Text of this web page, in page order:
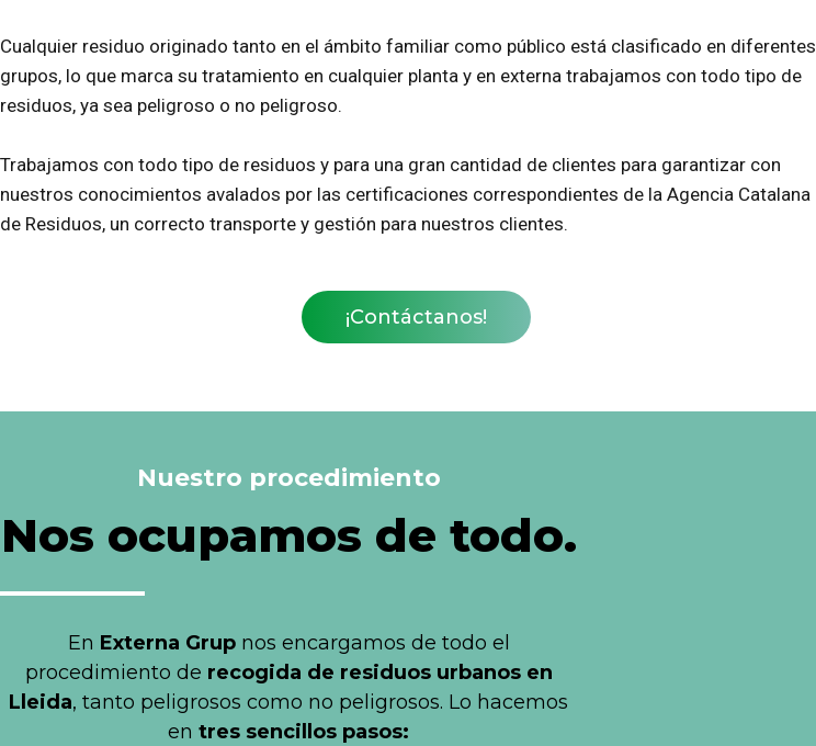
Cualquier residuo originado tanto en el ámbito familiar como público está clasificado en diferentes
grupos, lo que marca su tratamiento en cualquier planta y en externa trabajamos con todo tipo de
residuos, ya sea peligroso o no peligroso.
Trabajamos con todo tipo de residuos y para una gran cantidad de clientes para garantizar con
nuestros conocimientos avalados por las certificaciones correspondientes de la Agencia Catalana
de Residuos, un correcto transporte y gestión para nuestros clientes.
¡Contáctanos!
Nuestro procedimiento
Nos ocupamos de todo.
En Externa Grupnos encargamos de todo el
procedimiento de recogida de residuos urbanos en
Lleida, tanto peligrosos como no peligrosos. Lo hacemos
en tres sencillos pasos: